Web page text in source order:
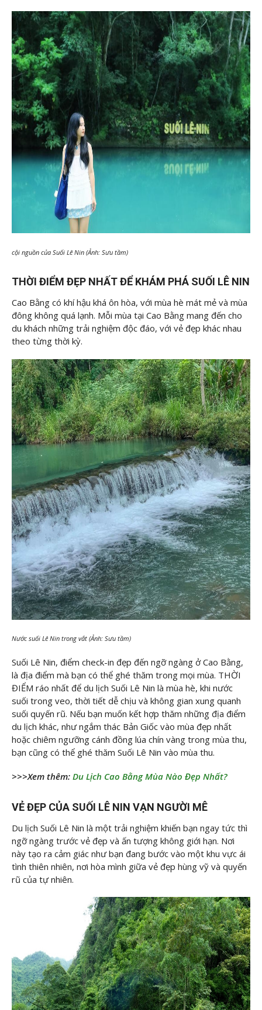
cội nguồn của Suối Lê Nin (Ảnh: Sưu tầm)
THỜI ĐIỂM ĐẸP NHẤT ĐỂ KHÁM PHÁ SUỐI LÊ NIN
Cao Bằng có khí hậu khá ôn hòa, với mùa hè mát mẻ và mùa
đông không quá lạnh. Mỗi mùa tại Cao Bằng mang đến cho
du khách những trải nghiệm độc đáo, với vẻ đẹp khác nhau
theo từng thời kỳ.
Nước suối Lê Nin trong vắt (Ảnh: Sưu tầm)
Suối Lê Nin, điểm check-in đẹp đến ngỡ ngàng ở Cao Bằng,
là địa điểm mà bạn có thể ghé thăm trong mọi mùa. THỜI
ĐIỂM ráo nhất để du lịch Suối Lê Nin là mùa hè, khi nước
suối trong veo, thời tiết dễ chịu và không gian xung quanh
suối quyến rũ. Nếu bạn muốn kết hợp thăm những địa điểm
du lịch khác, như ngắm thác Bản Giốc vào mùa đẹp nhất
hoặc chiêm ngưỡng cánh đồng lúa chín vàng trong mùa thu,
bạn cũng có thể ghé thăm Suối Lê Nin vào mùa thu.
>>>Xem thêm: Du Lịch Cao Bằng Mùa Nào Đẹp Nhất?
VẺ ĐẸP CỦA SUỐI LÊ NIN VẠN NGƯỜI MÊ
Du lịch Suối Lê Nin là một trải nghiệm khiến bạn ngay tức thì
ngỡ ngàng trước vẻ đẹp và ấn tượng không giới hạn. Nơi
này tạo ra cảm giác như bạn đang bước vào một khu vực ái
tình thiên nhiên, nơi hòa mình giữa vẻ đẹp hùng vỹ và quyến
rũ của tự nhiên.